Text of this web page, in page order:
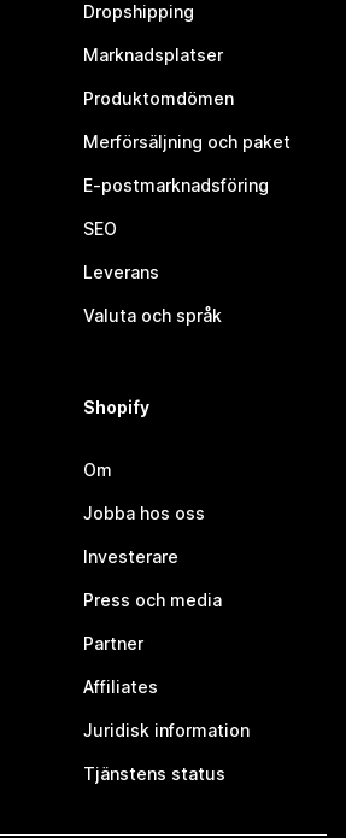
Dropshipping
Marknadsplatser
Produktomdömen
Merförsäljning och paket
E-postmarknadsföring
SEO
Leverans
Valuta och språk
Shopify
Om
Jobba hos oss
Investerare
Press och media
Partner
Affiliates
Juridisk information
Tjänstens status